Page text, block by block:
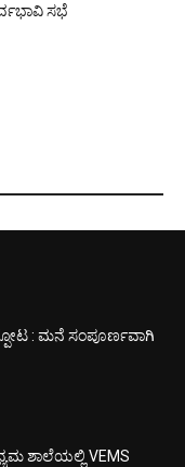
ಸಭೆ
: ಮನೆ ಸಂಪೂರ್ಣವಾಗಿ
ಶಾಲೆಯಲ್ಲಿ VEMS